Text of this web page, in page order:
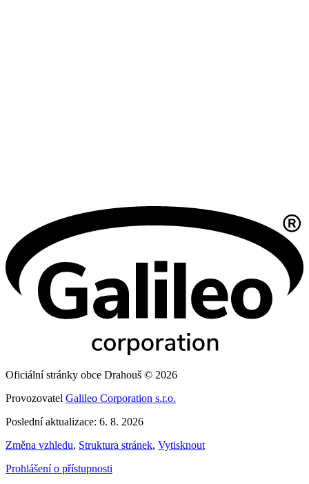
Oficiální stránky obce Drahouš © 2026
Provozovatel Galileo Corporation s.r.o.
Poslední aktualizace: 6. 8. 2026
Změna vzhledu, Struktura stránek, Vytisknout
Prohlášení o přístupnosti